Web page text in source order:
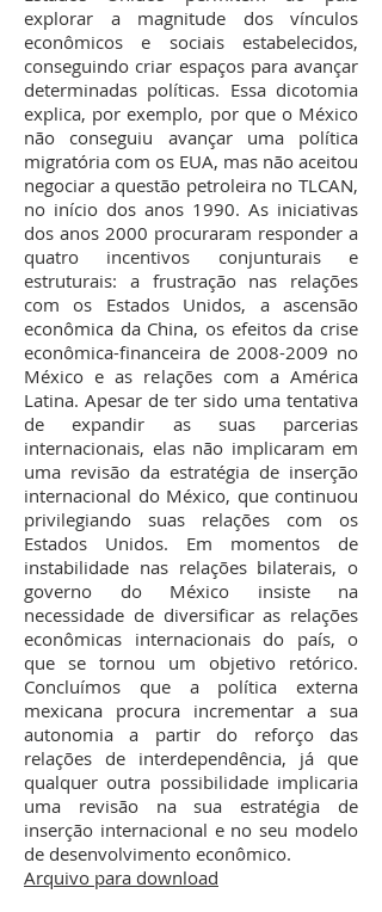
explorar a magnitude dos vínculos
econômicos e sociais estabelecidos,
conseguindo criar espaços para avançar
determinadas políticas. Essa dicotomia
explica, por exemplo, por que o México
não conseguiu avançar uma política
migratória com os EUA, mas não aceitou
negociar a questão petroleira no TLCAN,
no início dos anos 1990. As iniciativas
dos anos 2000 procuraram responder a
quatro incentivos conjunturais e
estruturais: a frustração nas relações
com os Estados Unidos, a ascensão
econômica da China, os efeitos da crise
econômica-financeira de2008-2009 no
México e as relações com a América
Latina. Apesar de ter sido uma tentativa
de expandir as suas parcerias
internacionais, elas não implicaram em
uma revisão da estratégia de inserção
internacional do México, que continuou
privilegiando suas relações com os
Estados Unidos. Em momentos de
instabilidade nas relações bilaterais, o
governo do México insiste na
necessidade de diversificar as relações
econômicas internacionais do país, o
que se tornou um objetivo retórico.
Concluímos que a política externa
mexicana procura incrementar a sua
autonomia a partir do reforço das
relações de interdependência, já que
qualquer outra possibilidade implicaria
uma revisão na sua estratégia de
inserção internacional e no seu modelo
de desenvolvimento econômico.
Arquivo para download​